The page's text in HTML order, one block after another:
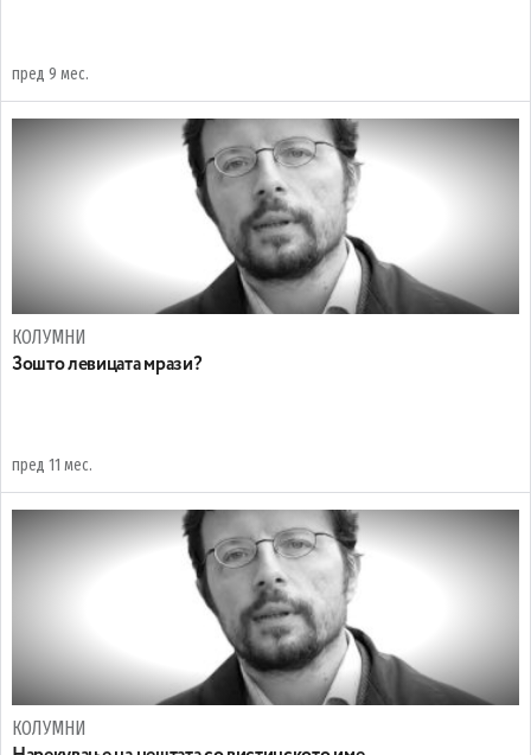
пред 9 мес.
КОЛУМНИ
Зошто левицата мрази?
пред 11 мес.
КОЛУМНИ